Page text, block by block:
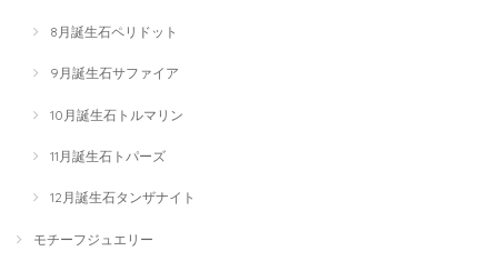
8月誕生石ペリドット
9月誕生石サファイア
10月誕生石トルマリン
11月誕生石トパーズ
12月誕生石タンザナイト
モチーフジュエリー